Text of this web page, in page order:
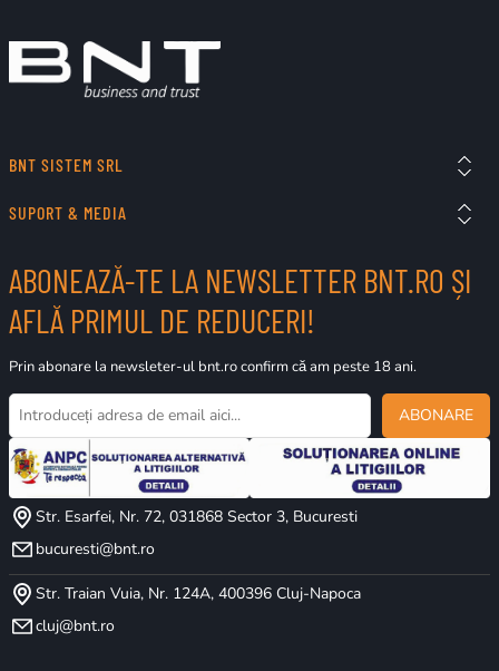
BNT SISTEM SRL
SUPORT & MEDIA
ABONEAZĂ-TE LA NEWSLETTER BNT.RO ȘI
AFLĂ PRIMUL DE REDUCERI!
Prin abonare la newsleter-ul bnt.ro confirm că am peste 18 ani.
ABONARE
Str. Esarfei, Nr. 72, 031868 Sector 3, Bucuresti
bucuresti@bnt.ro
Str. Traian Vuia, Nr. 124A, 400396 Cluj-Napoca
cluj@bnt.ro